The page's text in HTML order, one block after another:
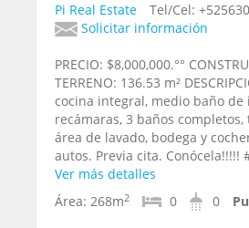
Pi Real Estate
Tel/Cel:
Solicitar información
PRECIO: $8,000,000.°°
TERRENO: 136.53 m²
cocina integral, medio baño de
recámaras, 3 baños
área de lavado, bodega y
autos. Previa cita. Conócela!!!!!
Ver más detalles
Área: 268m2 0 0